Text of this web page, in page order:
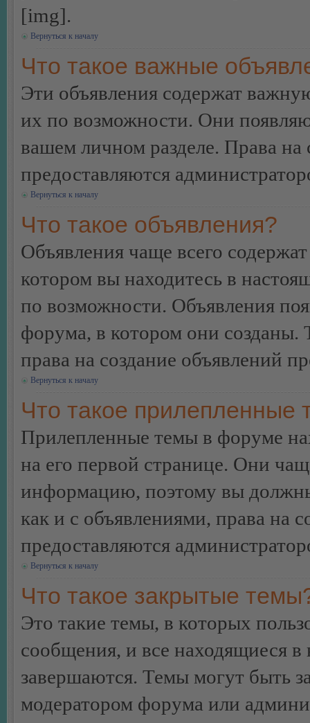
[img].
Вернуться к началу
Что такое важные
Эти объявления содержат
их по возможности. Они
вашем личном разделе. Права
предоставляются
Вернуться к началу
Что такое объявления?
Объявления чаще всего
котором вы находитесь в
по возможности. Объявления
форума, в котором они
права на создание объявлений
Вернуться к началу
Что такое прилепленные
Прилепленные темы в форуме
на его первой странице. Они
информацию, поэтому вы
как и с объявлениями, права на
предоставляются
Вернуться к началу
Что такое закрытые
Это такие темы, в которых
сообщения, и все находящиеся
завершаются. Темы могут быть
модератором форума или